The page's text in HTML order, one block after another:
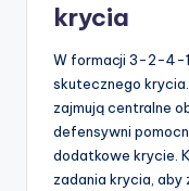
krycia
W formacji 3-2-4-1
skutecznego
zajmują centralne
defensywni
dodatkowe krycie.
zadania krycia, aby